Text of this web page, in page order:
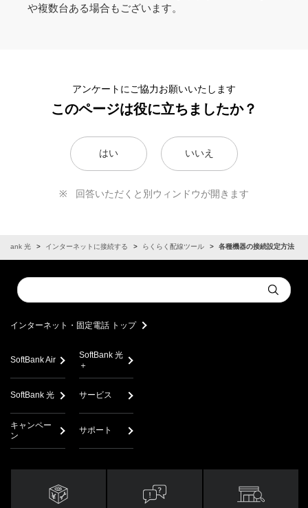
や複数台ある場合もございます。
アンケートにご協力お願いいたします
このページは役に立ちましたか？
はい いいえ
回答いただくと別ウィンドウが開きます
光 インターネットに接続する らくらく配線ツール 各種機器の接続設定方法
Conduct
a
Submit
インターネット・固定電話 トップ
SoftBank Air
SoftBank 光
＋
SoftBank 光 サービス
キャンペー
ン
サポート